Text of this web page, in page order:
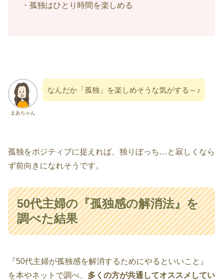
・孤独はひとり時間を楽しめる
まあちゃん
なんだか「孤独」を楽しめそうな気がする～♪
孤独をポジティブに捉えれば、独りぼっち…と寂しくなら
ず前向きになれそうです。
50代主婦の『孤独感の解消法』を
調べた結果
『50代主婦が孤独感を解消するためにやるといいこと』
を本やネットで調べ、 多くの方が共通してオススメしてい